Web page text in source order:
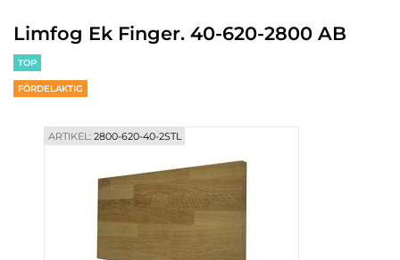
Blogg
Kontakter
Limfog Ek Finger. 40-620-2800 AB
TOP
FÖRDELAKTIG
ARTIKEL:2800-620-40-2STL